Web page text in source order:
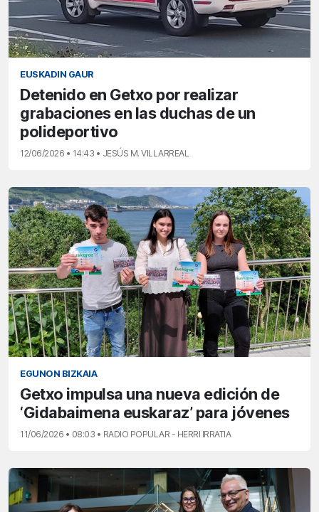
EUSKADIN GAUR
Detenido en Getxo por realizar
grabaciones en las duchas de un
polideportivo
12/06/2026 • 14:43 • JESÚS M. VILLARREAL
EGUNON BIZKAIA
Getxo impulsa una nueva edición de
‘Gidabaimena euskaraz’ para jóvenes
11/06/2026 • 08:03 • RADIO POPULAR - HERRI IRRATIA